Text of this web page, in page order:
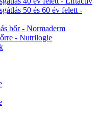
50 és 60 év felett -
bőr - Normaderm
- Nutrilogie